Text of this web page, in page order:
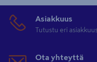
Asiakkuus
Tutustu eri
Ota yhteyttä